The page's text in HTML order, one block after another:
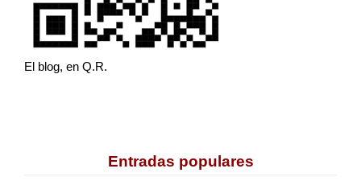
El blog, en Q.R.
Entradas populares